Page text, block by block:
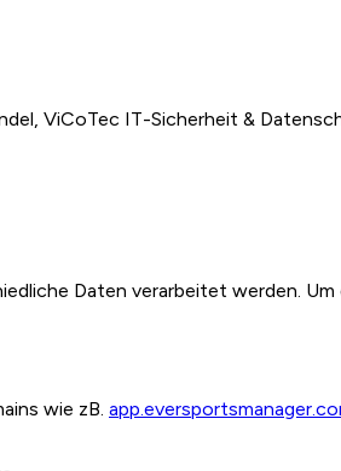
ViCoTec IT-Sicherheit &
Daten verarbeitet werden. Um
wie zB.